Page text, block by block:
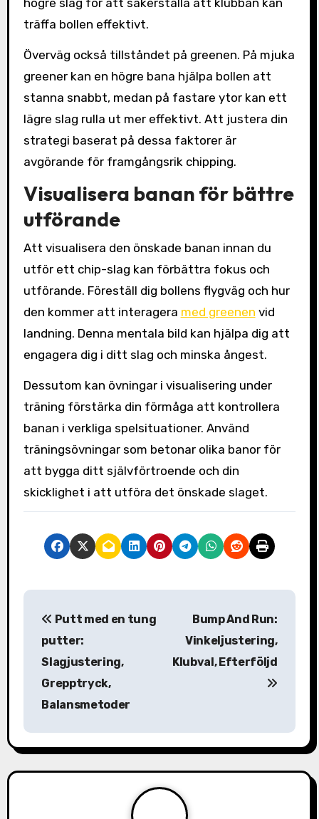
träffa bollen effektivt.
Överväg också tillståndet på greenen. På mjuka
greener kan en högre bana hjälpa bollen att
stanna snabbt, medan på fastare ytor kan ett
lägre slag rulla ut mer effektivt. Att justera din
strategi baserat på dessa faktorer är
avgörande för framgångsrik chipping.
Visualisera banan för bättre
utförande
Att visualisera den önskade banan innan du
utför ett chip-slag kan förbättra fokus och
utförande. Föreställ dig bollens flygväg och hur
den kommer att interagera med greenen vid
landning. Denna mentala bild kan hjälpa dig att
engagera dig i ditt slag och minska ångest.
Dessutom kan övningar i visualisering under
träning förstärka din förmåga att kontrollera
banan i verkliga spelsituationer. Använd
träningsövningar som betonar olika banor för
att bygga ditt självförtroende och din
skicklighet i att utföra det önskade slaget.
P
a
v
Putt med en tung
putter:
Slagjustering,
Grepptryck,
Balansmetoder
Bump And Run:
Vinkeljustering,
Klubval, Efterföljd